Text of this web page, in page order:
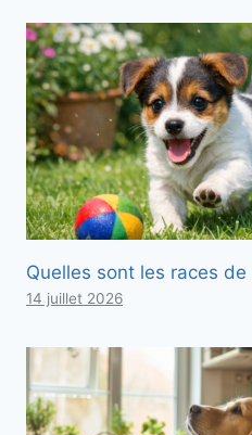
Quelles sont les races
14 juillet 2026